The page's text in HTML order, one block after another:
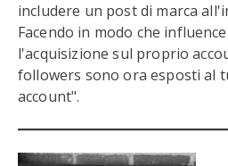
includere un post di marca
Facendo in modo che
l'acquisizione sul proprio
followers sono ora esposti al
account".